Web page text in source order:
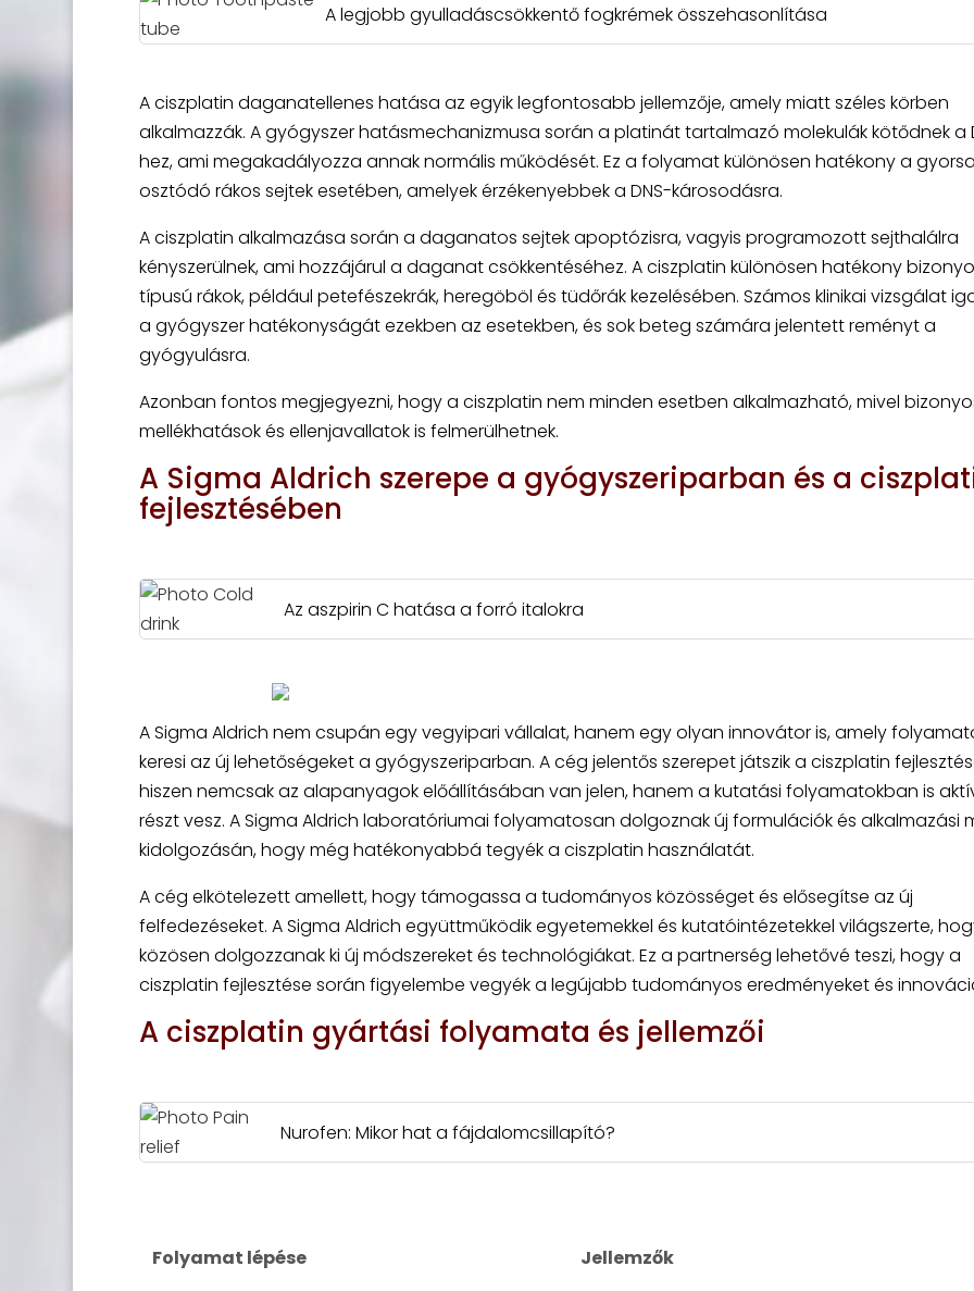
A legjobb gyulladáscsökkentő fogkrémek összehasonlítása
A ciszplatin daganatellenes hatása az egyik legfontosabb jellemzője, amely miatt széles körben
alkalmazzák. A gyógyszer hatásmechanizmusa során a platinát tartalmazó molekulák kötődnek a
hez, ami megakadályozza annak normális működését. Ez a folyamat különösen hatékony a
osztódó rákos sejtek esetében, amelyek érzékenyebbek a DNS-károsodásra.
A ciszplatin alkalmazása során a daganatos sejtek apoptózisra, vagyis programozott sejthalálra
kényszerülnek, ami hozzájárul a daganat csökkentéséhez. A ciszplatin különösen hatékony
típusú rákok, például petefészekrák, heregöböl és tüdőrák kezelésében. Számos klinikai vizsgálat
a gyógyszer hatékonyságát ezekben az esetekben, és sok beteg számára jelentett reményt a
gyógyulásra.
Azonban fontos megjegyezni, hogy a ciszplatin nem minden esetben alkalmazható, mivel
mellékhatások és ellenjavallatok is felmerülhetnek.
A Sigma Aldrich szerepe a gyógyszeriparban és a
fejlesztésében
Az aszpirin C hatása a forró italokra
A Sigma Aldrich nem csupán egy vegyipari vállalat, hanem egy olyan innovátor is, amely
keresi az új lehetőségeket a gyógyszeriparban. A cég jelentős szerepet játszik a ciszplatin
hiszen nemcsak az alapanyagok előállításában van jelen, hanem a kutatási folyamatokban is
részt vesz. A Sigma Aldrich laboratóriumai folyamatosan dolgoznak új formulációk és alkalmazási
kidolgozásán, hogy még hatékonyabbá tegyék a ciszplatin használatát.
A cég elkötelezett amellett, hogy támogassa a tudományos közösséget és elősegítse az új
felfedezéseket. A Sigma Aldrich együttműködik egyetemekkel és kutatóintézetekkel világszerte,
közösen dolgozzanak ki új módszereket és technológiákat. Ez a partnerség lehetővé teszi, hogy a
ciszplatin fejlesztése során figyelembe vegyék a legújabb tudományos eredményeket és
A ciszplatin gyártási folyamata és jellemzői
Nurofen: Mikor hat a fájdalomcsillapító?
Folyamat lépése Jellemzők